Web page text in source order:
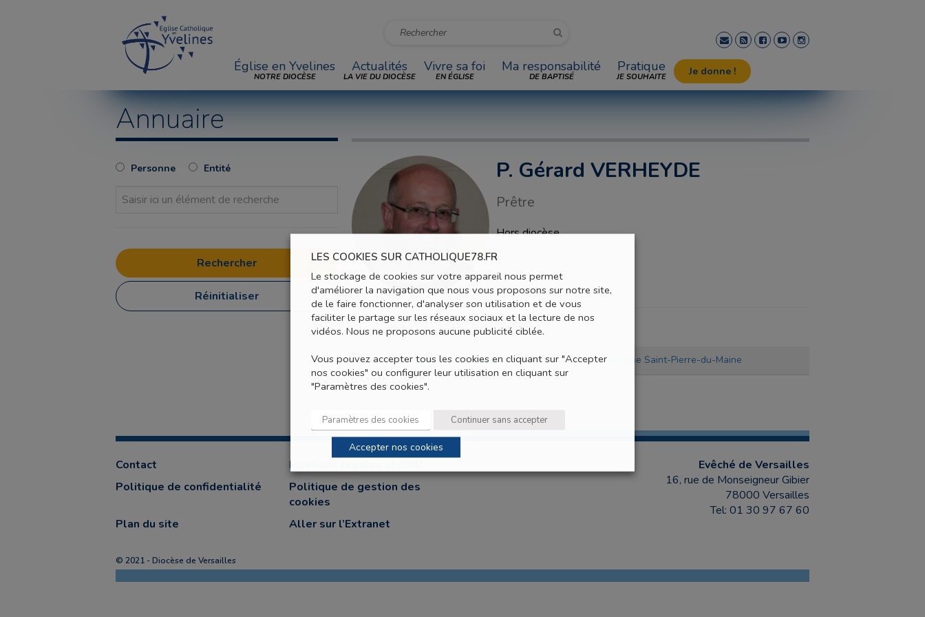
Église en Yvelines
NOTRE DIOCÈSE
Actualités
LA VIE DU DIOCÈSE
Vivre sa foi
EN ÉGLISE
Ma responsabilité
DE BAPTISÉ
Pratique
JE SOUHAITE Je donne !
Annuaire
Personne Entité
Réinitialiser
P. Gérard VERHEYDE
Prêtre
Hors diocèse
Ses nominations
Mis à disposition du diocèse de Laval comme curé de la paroisse Saint-Pierre-du-Maine
Contact
Mentions légales et CGU
Politique de confidentialité
Politique de gestion des
cookies
Plan du site
Aller sur l’Extranet
Evêché de Versailles
16, rue de Monseigneur Gibier
78000 Versailles
Tel: 01 30 97 67 60
© 2021 - Diocèse de Versailles
LES COOKIES SUR CATHOLIQUE78.FR
Le stockage de cookies sur votre appareil nous permet
d'améliorer la navigation que nous vous proposons sur notre site,
de le faire fonctionner, d'analyser son utilisation et de vous
faciliter le partage sur les réseaux sociaux et la lecture de nos
vidéos. Nous ne proposons aucune publicité ciblée.
Vous pouvez accepter tous les cookies en cliquant sur "Accepter
nos cookies" ou configurer leur utilisation en cliquant sur
"Paramètres des cookies".
Paramètres des cookies Continuer sans accepter
Accepter nos cookies